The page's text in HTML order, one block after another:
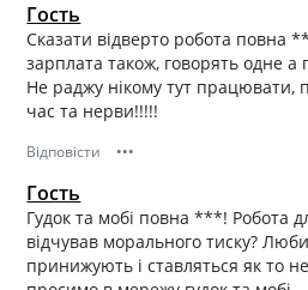
Гость
Сказати відверто робота повна
зарплата також, говорять одне а
Не раджу нікому тут працювати,
час та нерви!!!!!
Відповісти •••
Гость
Гудок та мобі повна ***! Робота
відчував морального тиску?
принижують і ставляться як то